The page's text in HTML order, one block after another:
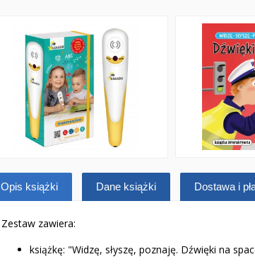
Opis książki Dane książki Dostawa i
Zestaw zawiera:
książkę: "Widzę, słyszę, poznaję. Dźwięki na